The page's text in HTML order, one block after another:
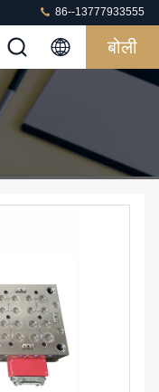
86--13777933555
बोली